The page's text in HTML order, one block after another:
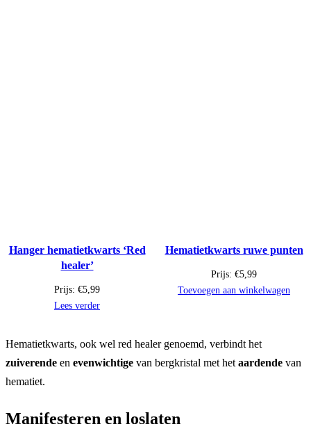
Hanger hematietkwarts ‘Red
healer’
Prijs: €5,99
Lees verder
Hematietkwarts ruwe punten
Prijs: €5,99
Toevoegen aan winkelwagen
Hematietkwarts, ook wel red healer genoemd, verbindt het
zuiverende en evenwichtige van bergkristal met het aardende van
hematiet.
Manifesteren en loslaten